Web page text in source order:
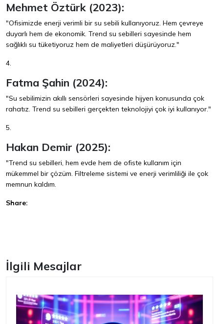
Mehmet Öztürk (2023):
"Ofisimizde enerji verimli bir su sebili kullanıyoruz. Hem çevreye
duyarlı hem de ekonomik. Trend su sebilleri sayesinde hem
sağlıklı su tüketiyoruz hem de maliyetleri düşürüyoruz."
4.
Fatma Şahin (2024):
"Su sebilimizin akıllı sensörleri sayesinde hijyen konusunda çok
rahatız. Trend su sebilleri gerçekten teknolojiyi çok iyi kullanıyor."
5.
Hakan Demir (2025):
"Trend su sebilleri, hem evde hem de ofiste kullanım için
mükemmel bir çözüm. Filtreleme sistemi ve enerji verimliliği ile çok
memnun kaldım.
Share:
İlgili Mesajlar